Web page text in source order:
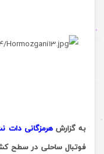
به گزارشهرمزگانی دات
فوتبال ساحلی در سطح